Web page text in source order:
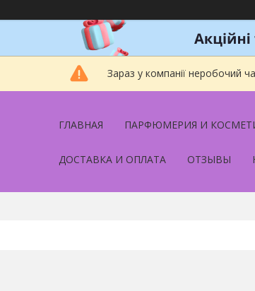
Зараз у компанії неробочий
ГЛАВНАЯ ПАРФЮМЕРИЯ И
ДОСТАВКА И ОПЛАТА ОТЗЫВЫ